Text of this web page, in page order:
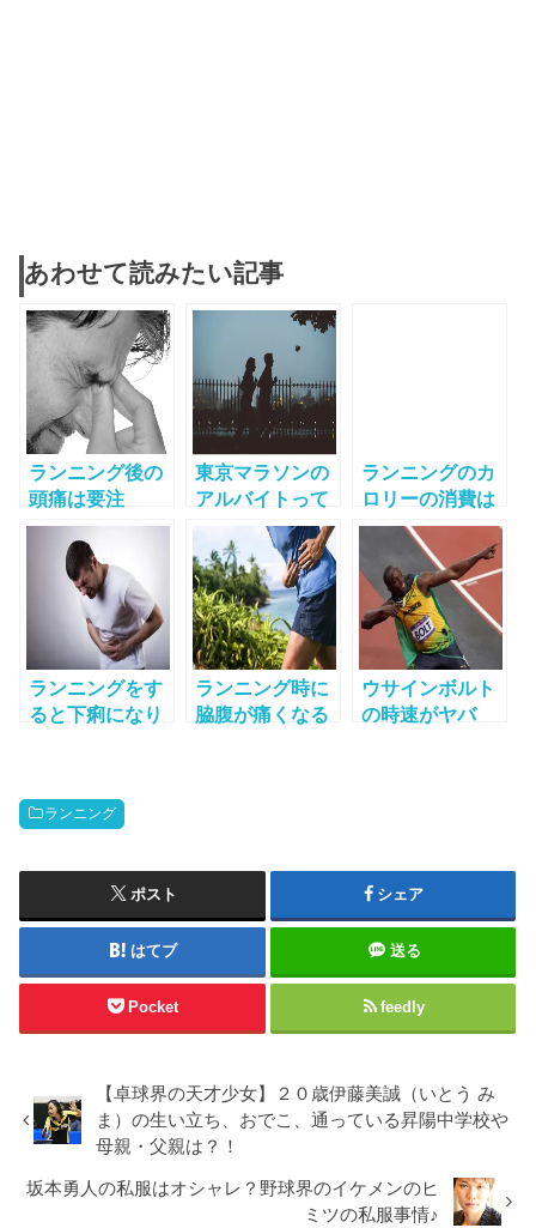
あわせて読みたい記事
ランニング後の
頭痛は要注
意！？ 症状別に
考えられる原因
一覧
東京マラソンの
アルバイトって
いくらもらえる
の？気になる時
給・内容・勤務
時間は？
ランニングのカ
ロリーの消費は
どれくらい？ラ
ンニングとジョ
ギングで実は違
う驚きの効果！
ランニングをす
ると下痢になり
ランニング時に
脇腹が痛くなる
ウサインボルト
の時速がヤバ
ランニング
ポスト シェア
はてブ 送る
Pocket feedly
【卓球界の天才少女】２０歳伊藤美誠（いとう み
ま）の生い立ち、おでこ、通っている昇陽中学校や
母親・父親は？！
坂本勇人の私服はオシャレ？野球界のイケメンのヒ
ミツの私服事情♪